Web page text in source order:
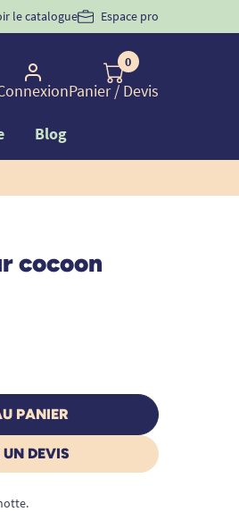
d'incontinence
le catalogue Espace pro
0
Panier/ Devis
Blog
cocoon
PANIER
DEVIS